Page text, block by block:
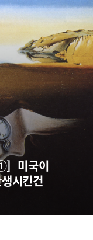
미국이
시킨건